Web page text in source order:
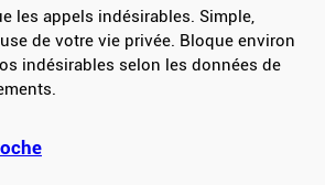
les appels indésirables. Simple,
de votre vie privée. Bloque environ
indésirables selon les données de